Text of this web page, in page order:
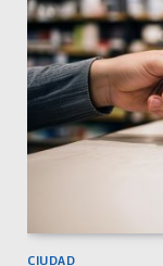
CIUDAD